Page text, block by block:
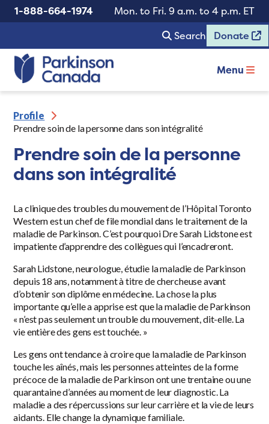
1-888-664-1974
Mon. to Fri. 9 a.m. to 4 p.m. ET
Search
Donate
Menu
Profile
Prendre soin de la personne dans son intégralité
Prendre soin de la personne
dans son intégralité
La clinique des troubles du mouvement de l’Hôpital Toronto
Western est un chef de file mondial dans le traitement de la
maladie de Parkinson. C’est pourquoi Dre Sarah Lidstone est
impatiente d’apprendre des collègues qui l’encadreront.
Sarah Lidstone, neurologue, étudie la maladie de Parkinson
depuis 18 ans, notamment à titre de chercheuse avant
d’obtenir son diplôme en médecine. La chose la plus
importante qu’elle a apprise est que la maladie de Parkinson
« n’est pas seulement un trouble du mouvement, dit-elle. La
vie entière des gens est touchée. »
Les gens ont tendance à croire que la maladie de Parkinson
touche les aînés, mais les personnes atteintes de la forme
précoce de la maladie de Parkinson ont une trentaine ou une
quarantaine d’années au moment de leur diagnostic. La
maladie a des répercussions sur leur carrière et la vie de leurs
aidants. Elle change la dynamique familiale.